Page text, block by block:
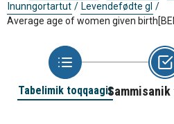
Inunngortartut / Levendefødte gl /
Average age of women given birth
Tabelimik toqqaagit